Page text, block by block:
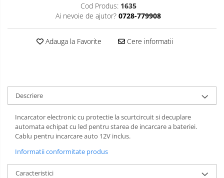
Cod Produs: 1635
Ai nevoie de ajutor? 0728-779908
Adauga la Favorite Cere informatii
Descriere
Incarcator electronic cu protectie la scurtcircuit si decuplare
automata echipat cu led pentru starea de incarcare a bateriei.
Cablu pentru incarcare auto 12V inclus.
Informatii conformitate produs
Caracteristici